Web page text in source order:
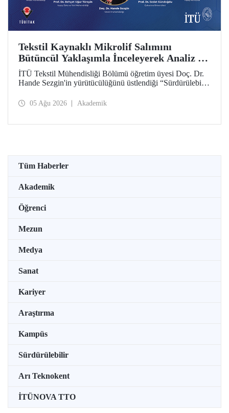
Tekstil Kaynaklı Mikrolif Salımını
Bütüncül Yaklaşımla İnceleyerek Analiz ve
Azaltım Stratejileri Geliştirecek Projeye
TÜBİTAK Desteği
İTÜ Tekstil Mühendisliği Bölümü öğretim üyesi Doç. Dr.
Hande Sezgin'in yürütücülüğünü üstlendiği “Sürdürülebilir
Koşullarına Bağlı Mikrolif Salımı: Aşınma, UV Maruziyeti
05 Ağu 2026 Akademik
Tüm Haberler
Akademik
Öğrenci
Mezun
Medya
Sanat
Kariyer
Araştırma
Kampüs
Sürdürülebilir
Arı Teknokent
İTÜNOVA TTO